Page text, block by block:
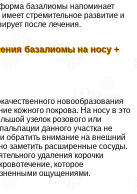
базалиомы напоминает
имеет стремительное развитие и
после лечения.
базалиомы на носу +
новообразования
кожного покрова. На носу в это
узелок розового или
данного участка не
обратить внимание на внешний
заметить расширенные сосуды.
удаления корочки
которое
ощущениями.